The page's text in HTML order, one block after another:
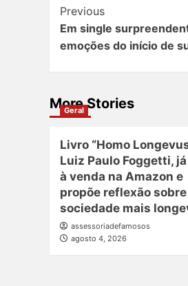
Post
Navigation
Previous
Em single
emoções do início de
More Stories
Geral
Livro “Homo
Luiz Paulo Foggetti,
à venda na Amazon e
propõe reflexão
sociedade mais
assessoriadefamosos
agosto 4, 2026